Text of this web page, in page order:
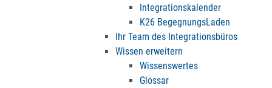
Integrationskalender
K26 BegegnungsLaden
Ihr Team des Integrationsbüros
Wissen erweitern
Wissenswertes
Glossar